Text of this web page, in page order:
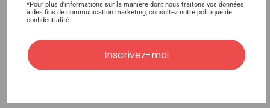
*Pour plus d'informations sur la manière dont nous traitons vos données
à des fins de communication marketing, consultez notre politique de
confidentialité.
Inscrivez-moi